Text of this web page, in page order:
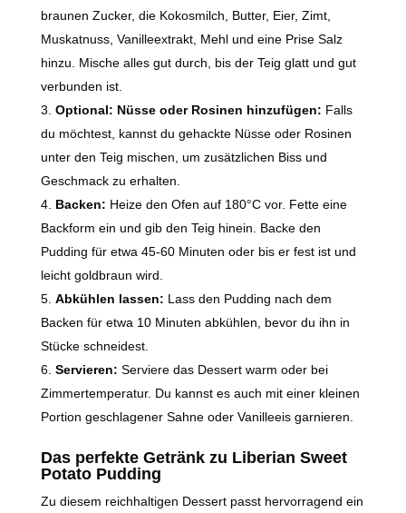
braunen Zucker, die Kokosmilch, Butter, Eier, Zimt,
Muskatnuss, Vanilleextrakt, Mehl und eine Prise Salz
hinzu. Mische alles gut durch, bis der Teig glatt und gut
verbunden ist.
Optional: Nüsse oder Rosinen hinzufügen: Falls
du möchtest, kannst du gehackte Nüsse oder Rosinen
unter den Teig mischen, um zusätzlichen Biss und
Geschmack zu erhalten.
Backen: Heize den Ofen auf 180°C vor. Fette eine
Backform ein und gib den Teig hinein. Backe den
Pudding für etwa 45-60 Minuten oder bis er fest ist und
leicht goldbraun wird.
Abkühlen lassen: Lass den Pudding nach dem
Backen für etwa 10 Minuten abkühlen, bevor du ihn in
Stücke schneidest.
Servieren: Serviere das Dessert warm oder bei
Zimmertemperatur. Du kannst es auch mit einer kleinen
Portion geschlagener Sahne oder Vanilleeis garnieren.
Das perfekte Getränk zu Liberian Sweet
Potato Pudding
Zu diesem reichhaltigen Dessert passt hervorragend ein